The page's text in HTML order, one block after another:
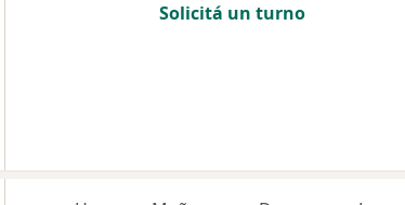
Solicitá un turno